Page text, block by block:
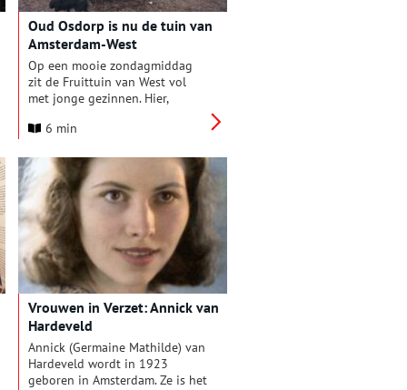
beerput in Amsterdam, waar
zelfs een speelgoed veldkanon
weer het licht zag.
Oud Osdorp is nu de tuin van
Amsterdam-West
Op een mooie zondagmiddag
zit de Fruittuin van West vol
met jonge gezinnen. Hier,
sportvelden en volkstuintjes,
de drukte in de hoofdstad. Wat
ze niet weten, is dat dit groene
stukje van de Osdorper
Binnenpolder een van de
laatste oorspronkelijke
veenweidelandschappen is
onder de rook van Amsterdam.
Een landschap dat al
eeuwenlang min of meer
hetzelfde is, maar de stadsgrens
steeds dichterbij heeft zien
kruipen.
6 min
Vrouwen in Verzet: Annick van
Hardeveld
Annick (Germaine Mathilde) van
Hardeveld wordt in 1923
geboren in Amsterdam. Ze is het